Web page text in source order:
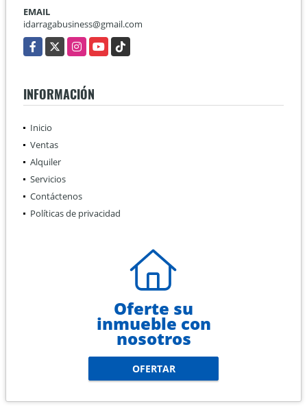
EMAIL
idarragabusiness@gmail.com
Facebook
X InstagramYouTubeTikTok
INFORMACIÓN
Inicio
Ventas
Alquiler
Servicios
Contáctenos
Políticas de privacidad
Oferte su
inmueble con
nosotros
OFERTAR